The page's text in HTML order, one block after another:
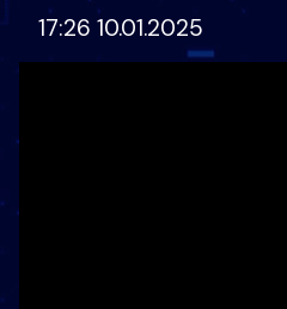
17:26 10.01.2025